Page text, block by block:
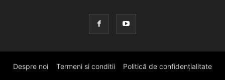
Despre noi Termeni si conditii Politică de confidențialitate